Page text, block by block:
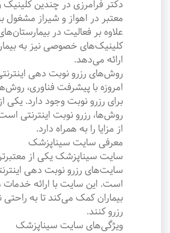
دکتر فرامرزی در چندین کلینیک
معتبر در اهواز و شیراز مشغول
علاوه بر فعالیت در
کلینیک‌های خصوصی نیز به
ارائه می‌دهد.
روش‌های رزرو نوبت دهی
امروزه با پیشرفت فناوری،
برای رزرو نوبت وجود دارد. یکی
روش‌ها، رزرو نوبت اینترنتی
از مزایا را به همراه دارد.
معرفی سایت سیناپزشک
سایت سیناپزشک یکی از
سایت‌های رزرو نوبت دهی
است. این سایت با ارائه خدمات
بیماران کمک می‌کند تا به
رزرو کنند.
ویژگی‌های سایت سیناپزشک